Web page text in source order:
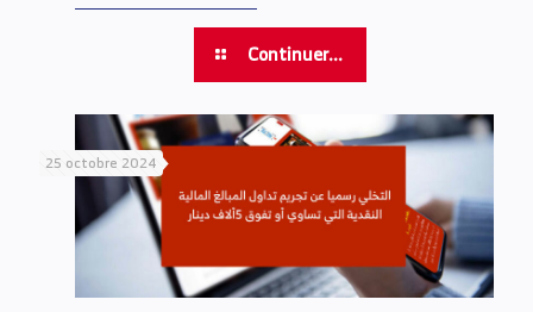
Continuer...
25 octobre 2024